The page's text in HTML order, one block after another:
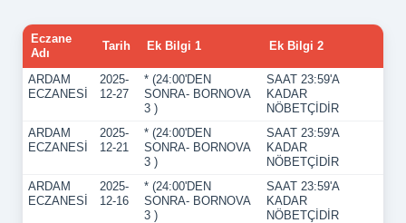
Eczane
Adı
Tarih Ek Bilgi 1 Ek Bilgi 2
ARDAM
ECZANESİ
2025-
12-27
* (24:00'DEN
SONRA- BORNOVA
3 )
SAAT 23:59'A
KADAR
NÖBETÇİDİR
ARDAM
ECZANESİ
2025-
12-21
* (24:00'DEN
SONRA- BORNOVA
3 )
SAAT 23:59'A
KADAR
NÖBETÇİDİR
ARDAM
ECZANESİ
2025-
12-16
* (24:00'DEN
SONRA- BORNOVA
3 )
SAAT 23:59'A
KADAR
NÖBETÇİDİR